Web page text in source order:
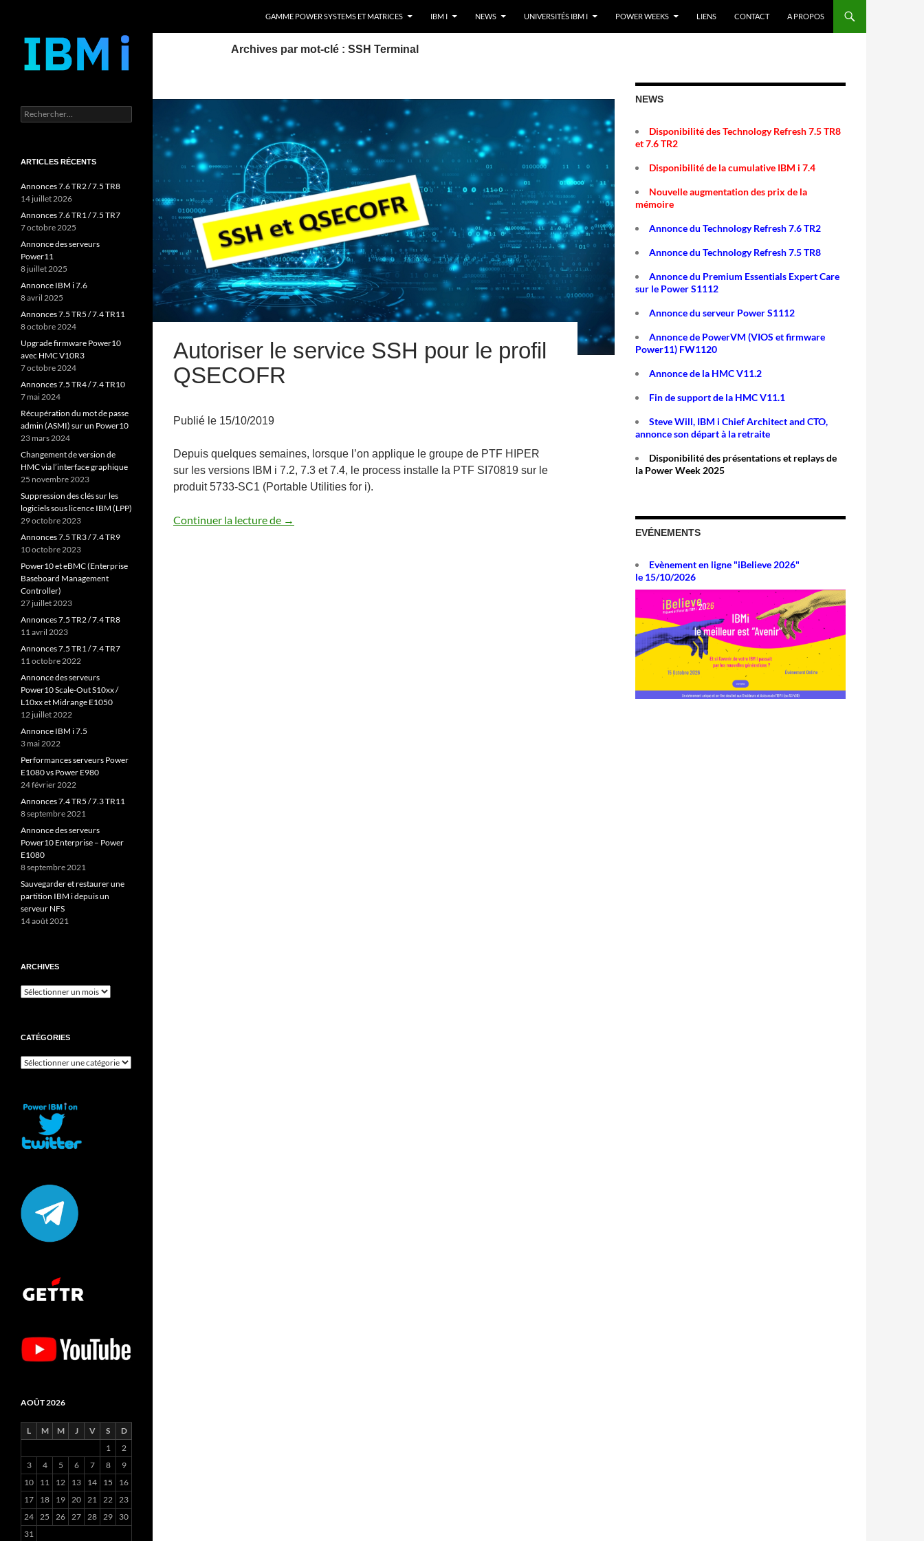
contenu
GAMME POWER SYSTEMS ET MATRICES IBM I NEWS UNIVERSITÉS IBM I POWER WEEKS LIENS CONTACT A PROPOS
Archives par mot-clé : SSH Terminal
Autoriser le service SSH pour le profil
QSECOFR
Publié le 15/10/2019
Depuis quelques semaines, lorsque l’on applique le groupe de PTF HIPER
sur les versions IBM i 7.2, 7.3 et 7.4, le process installe la PTF SI70819 sur le
produit 5733-SC1 (Portable Utilities for i).
Continuer la lecture de Autoriser le service SSH pour le profil QSECOFR
→
NEWS
Disponibilité des Technology Refresh 7.5 TR8
et 7.6 TR2
Disponibilité de la cumulative IBM i 7.4
Nouvelle augmentation des prix de la
mémoire
Annonce du Technology Refresh 7.6 TR2
Annonce du Technology Refresh 7.5 TR8
Annonce du Premium Essentials Expert Care
sur le Power S1112
Annonce du serveur Power S1112
Annonce de PowerVM (VIOS et firmware
Power11) FW1120
Annonce de la HMC V11.2
Fin de support de la HMC V11.1
Steve Will, IBM i Chief Architect and CTO,
annonce son départ à la retraite
Disponibilité des présentations et replays de
la Power Week 2025
EVÉNEMENTS
Evènement en ligne "iBelieve 2026"
le 15/10/2026
Rechercher :
ARTICLES RÉCENTS
Annonces 7.6 TR2 / 7.5 TR8
14 juillet 2026
Annonces 7.6 TR1 / 7.5 TR7
7 octobre 2025
Annonce des serveurs
Power11
8 juillet 2025
Annonce IBM i 7.6
8 avril 2025
Annonces 7.5 TR5 / 7.4 TR11
8 octobre 2024
Upgrade firmware Power10
avec HMC V10R3
7 octobre 2024
Annonces 7.5 TR4 / 7.4 TR10
7 mai 2024
Récupération du mot de passe
admin (ASMI) sur un Power10
23 mars 2024
Changement de version de
HMC via l’interface graphique
25 novembre 2023
Suppression des clés sur les
logiciels sous licence IBM (LPP)
29 octobre 2023
Annonces 7.5 TR3 / 7.4 TR9
10 octobre 2023
Power10 et eBMC (Enterprise
Baseboard Management
Controller)
27 juillet 2023
Annonces 7.5 TR2 / 7.4 TR8
11 avril 2023
Annonces 7.5 TR1 / 7.4 TR7
11 octobre 2022
Annonce des serveurs
Power10 Scale-Out S10xx /
L10xx et Midrange E1050
12 juillet 2022
Annonce IBM i 7.5
3 mai 2022
Performances serveurs Power
E1080 vs Power E980
24 février 2022
Annonces 7.4 TR5 / 7.3 TR11
8 septembre 2021
Annonce des serveurs
Power10 Enterprise – Power
E1080
8 septembre 2021
Sauvegarder et restaurer une
partition IBM i depuis un
serveur NFS
14 août 2021
ARCHIVES
Archives
CATÉGORIES
Catégories
AOÛT 2026
L M M J V S
D
1
2
3
4 5 6 7 8
9
10
11 12 13 14 15
16
17
18 19 20 21 22 23
24 25 26 27 28 29
30
31